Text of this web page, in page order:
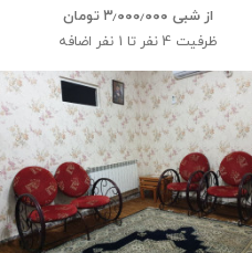
از شبی ۳٫۰۰۰٫۰۰۰ تومان
ظرفیت 4 نفر تا 1 نفر اضافه